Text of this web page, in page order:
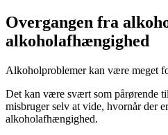
Overgangen fra
alkoholafhængighed
Alkoholproblemer kan være meget
Det kan være svært som pårørende
misbruger selv at vide, hvornår der
alkoholafhængighed.